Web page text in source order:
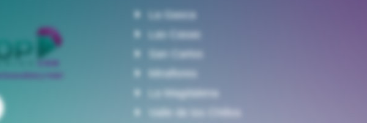
La Gasca
Las Casas
San Carlos
Miraflores
La Magdalena
Valle de los Chillos